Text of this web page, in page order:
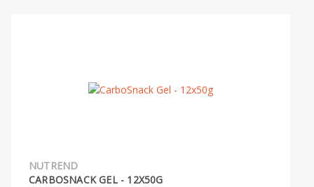
NUTREND
CARBOSNACK GEL - 12X50G